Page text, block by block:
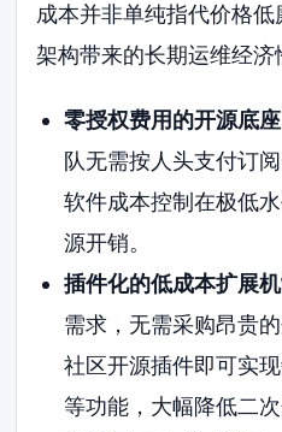
成本并非单纯指代价格
架构带来的长期运维经济
零授权费用的开源底座
队无需按人头支付订
软件成本控制在极低
源开销。
插件化的低成本扩展机
需求，无需采购昂贵
社区开源插件即可实
等功能，大幅降低二次